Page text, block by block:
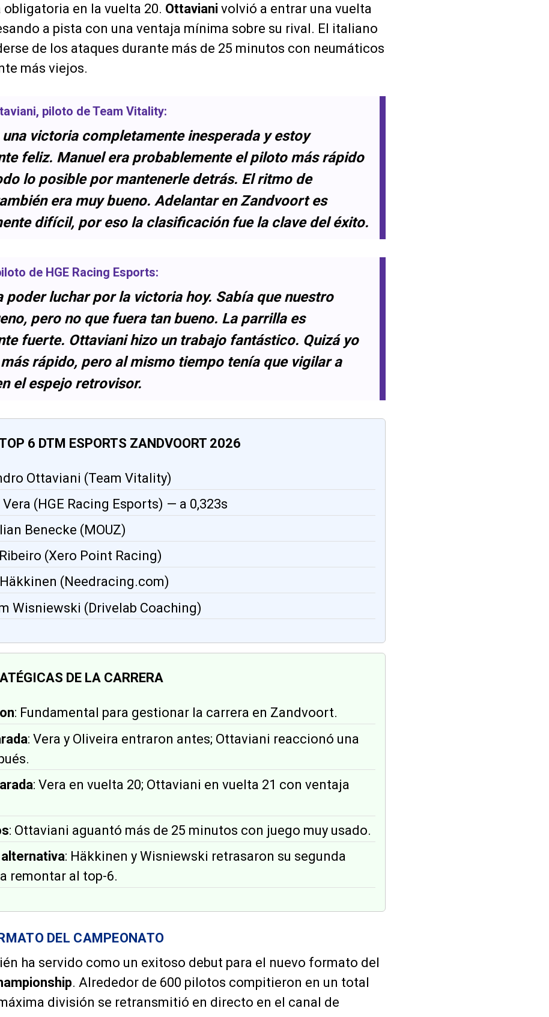
obligatoria en la vuelta 20. Ottaviani volvió a entrar una vuelta
a pista con una ventaja mínima sobre su rival. El italiano
de los ataques durante más de 25 minutos con neumáticos
más viejos.
, piloto deTeam Vitality:
una victoria completamente inesperada y estoy
feliz. Manuel era probablemente el piloto más rápido
lo posible por mantenerle detrás. El ritmo de
era muy bueno. Adelantar en Zandvoort es
difícil, por eso la clasificación fue la clave del éxito.
de HGE Racing Esports:
poder luchar por la victoria hoy. Sabía que nuestro
pero no que fuera tan bueno. La parrilla es
fuerte. Ottaviani hizo un trabajo fantástico. Quizá yo
rápido, pero al mismo tiempo tenía que vigilar a
el espejo retrovisor.
6 DTM ESPORTS ZANDVOORT 2026
Ottaviani (Team Vitality)
(HGE Racing Esports) — a 0,323s
Benecke (MOUZ)
(Xero Point Racing)
(Needracing.com)
Wisniewski (Drivelab Coaching)
DE LA CARRERA
: Fundamental para gestionar la carrera en Zandvoort.
: Vera y Oliveira entraron antes; Ottaviani reaccionó una
: Vera en vuelta 20; Ottaviani en vuelta 21 con ventaja
: Ottaviani aguantó más de 25 minutos con juego muy usado.
: Häkkinen y Wisniewski retrasaron su segunda
remontar al top-6.
DEL CAMPEONATO
ha servido como un exitoso debut para el nuevo formato del
. Alrededor de 600 pilotos compitieron en un total
división se retransmitió en directo en el canal de